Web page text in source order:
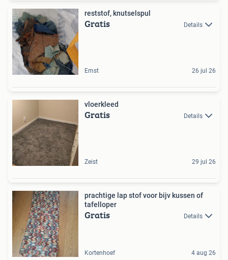
reststof, knutselspul
Gratis Details
Emst 26 jul 26
vloerkleed
Gratis Details
Zeist 29 jul 26
prachtige lap stof voor bijv kussen of
tafelloper
Gratis Details
Kortenhoef 4 aug 26